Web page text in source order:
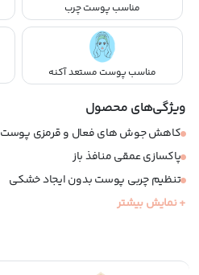
مناسب پوست چرب
مناسب پوست مستعد آکنه
ویژگی‌های محصول
کاهش جوش های فعال و قرمزی پوست
پاکسازی عمقی منافذ باز
تنظیم چربی پوست بدون ایجاد خشکی
ضد التهاب، ضد قارچ و ضد باکتری
+ نمایش بیشتر